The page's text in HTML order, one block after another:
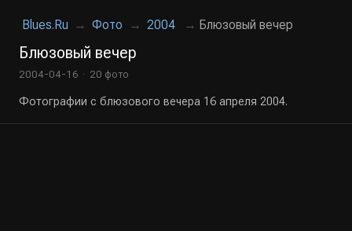
Blues.Ru → Фото → 2004 → Блюзовый вечер
Блюзовый вечер
2004-04-16 · 20 фото
Фотографии с блюзового вечера 16 апреля 2004.